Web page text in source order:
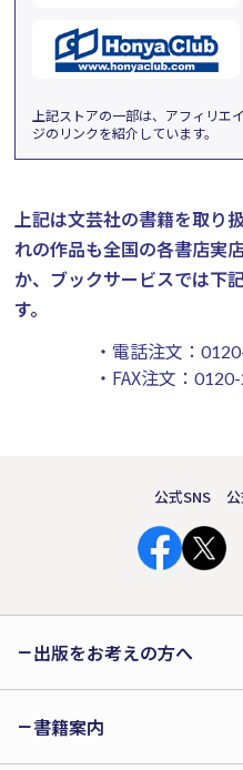
上記ストアの一部は、アフィリエ
ジのリンクを紹介しています。
上記は文芸社の書籍を取り
れの作品も全国の各書店実
か、ブックサービスでは下
す。
・電話注文：
・FAX注文：
公式SNS
出版をお考えの方へ
書籍案内